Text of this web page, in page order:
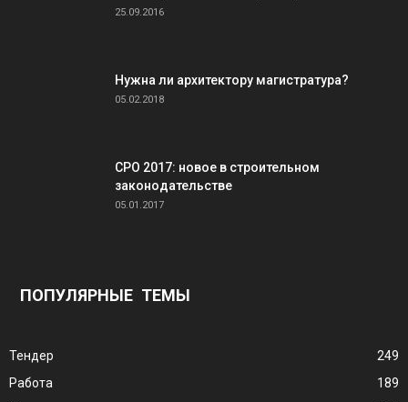
25.09.2016
Нужна ли архитектору магистратура?
05.02.2018
СРО 2017: новое в строительном
законодательстве
05.01.2017
ПОПУЛЯРНЫЕ ТЕМЫ
Тендер
249
Работа
189